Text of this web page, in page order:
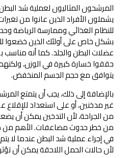
المرشحون المثاليون لعملية شد
يشملون الأفراد الذين عانوا من
للنظام الغذائي وممارسة الرياضة
بشكل خاص على أولئك الذين خضعوا
عضلات البطن والجلد. كما أنه مناسب
حققوا خسارة كبيرة في الوزن، ولكنهم
يتوافق مع حجم الجسم المنخفض.
بالإضافة إلى ذلك، يجب أن يتمتع
غير مدخنين، أو على استعداد
من الجراحة، لأن التدخين يمكن أن
من خطر حدوث مضاعفات. الأهم من
في إجراء عملية شد البطن عندما لا
لأن حالات الحمل اللاحقة يمكن أن